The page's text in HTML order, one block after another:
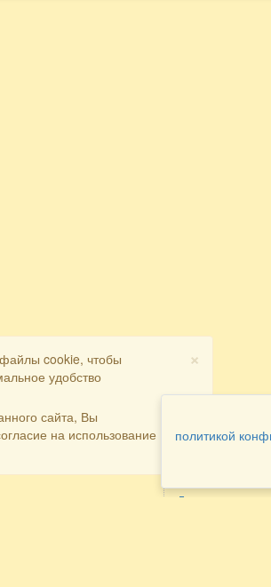
Договора
×
cookie, чтобы
удобство
сайта, Вы
на использование
политикой